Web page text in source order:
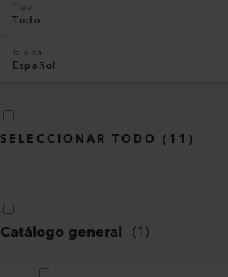
Tipo
Todo
Idioma
Español
SELECCIONAR TODO ( 11 )
Catálogo general (1)